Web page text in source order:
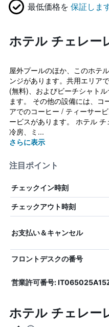
最低価格を 保証しま
ホテル チェレー
屋外プールのほか、このホテ
ンジがあります。共用エリア
(無料)、およびビーチシャト
ます。 その他の設備には、コ
アでのコーヒー / ティーサー
ービスがあります。 ホテル チ
冷房、ミ...
さらに表示
注目ポイント
チェックイン時刻
チェックアウト時刻
お支払い＆キャンセル
フロントデスクの番号
営業許可番号:
ホテル チェレー